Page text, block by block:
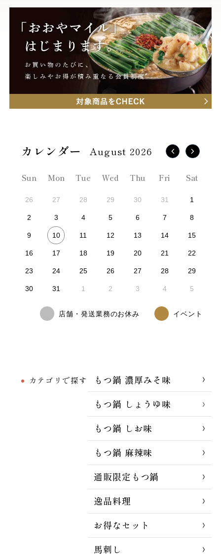
カテゴリで探す
もつ鍋 濃厚みそ味
もつ鍋 しょうゆ味
もつ鍋 しお味
もつ鍋 麻辣味
通販限定もつ鍋
逸品料理
お得なセット
馬刺し
August 2026
Sun Mon Tue Wed Thu Fri Sat
26 27 28 29 30 31 1
2 3 4 5 6 7 8
9 10 11 12 13 14 15
16 17 18 19 20 21 22
23 24 25 26 27 28 29
30 31 1 2 3 4 5
店舗・発送業務のお休み イベント